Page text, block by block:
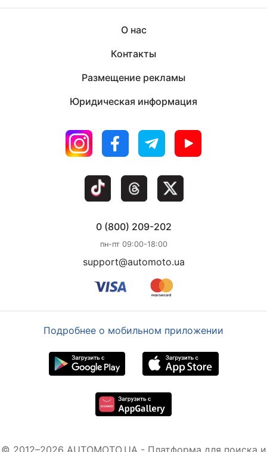
О нас
Контакты
Размещение рекламы
Юридическая информация
0 (800) 209-202
пн-пт 09:00-18:00
support@automoto.ua
Подробнее о мобильном приложении
© 2012–2026 AUTOMOTO.UA - Платформа для поиска и